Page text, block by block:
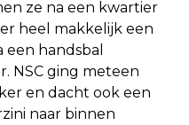
ze na een kwartier
heel makkelijk een
handsbal
NSC ging meteen
en dacht ook een
naar binnen